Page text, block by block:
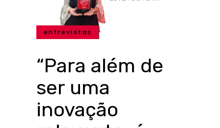
entrevistas
“Para além de
ser uma
inovação